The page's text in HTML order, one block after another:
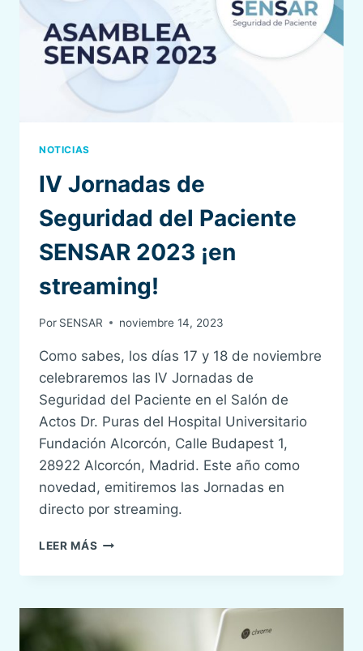
NOTICIAS
IV Jornadas de
Seguridad del Paciente
SENSAR 2023 ¡en
streaming!
Por SENSAR noviembre 14, 2023
Como sabes, los días 17 y 18 de noviembre
celebraremos las IV Jornadas de
Seguridad del Paciente en el Salón de
Actos Dr. Puras del Hospital Universitario
Fundación Alcorcón, Calle Budapest 1,
28922 Alcorcón, Madrid. Este año como
novedad, emitiremos las Jornadas en
directo por streaming.
LEER MÁS
DE
DEL
SENSAR